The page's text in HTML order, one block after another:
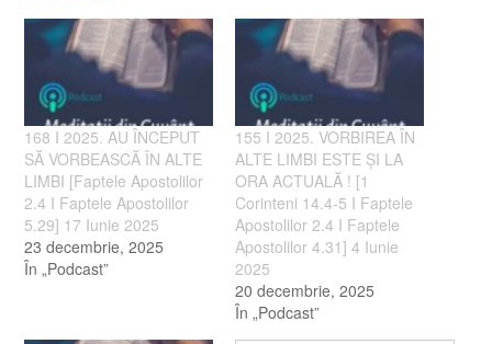
168 I 2025. AU ÎNCEPUT
SĂ VORBEASCĂ ÎN ALTE
LIMBI [Faptele Apostolilor
2.4 I Faptele Apostolilor
5.29] 17 Iunie 2025
23 decembrie, 2025
În „Podcast”
155 I 2025. VORBIREA ÎN
ALTE LIMBI ESTE ȘI LA
ORA ACTUALĂ ! [1
Corinteni 14.4-5 I Faptele
Apostolilor 2.4 I Faptele
Apostolilor 4.31] 4 Iunie
2025
20 decembrie, 2025
În „Podcast”